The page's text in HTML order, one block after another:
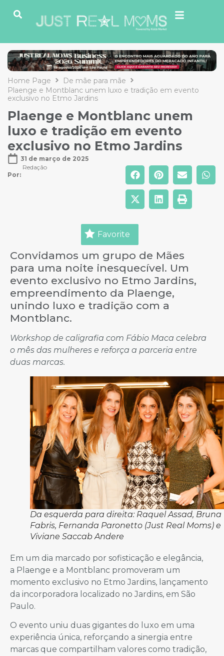
Home Page
De mãe para mãe
Plaenge e Montblanc unem luxo e tradição em evento
exclusivo no Etmo Jardins
Plaenge e Montblanc unem
luxo e tradição em evento
exclusivo no Etmo Jardins
31 de março de 2025
Por:
Redação
Favorite
Convidamos um grupo de Mães
para uma noite inesquecível. Um
evento exclusivo no Etmo Jardins,
empreendimento da Plaenge,
unindo luxo e tradição com a
Montblanc.
Workshop de caligrafia com Fábio Maca celebra
o mês das mulheres e reforça a parceria entre
duas marcas.
Da esquerda para direita: Raquel Assad, Bruna
Fabris, Fernanda Paronetto (Just Real Moms) e
Viviane Saccab Andere
Em um dia marcado por sofisticação e elegância,
a Plaenge e a Montblanc promoveram um
momento exclusivo no Etmo Jardins, lançamento
da incorporadora localizado no Jardins, em São
Paulo.
O evento uniu duas gigantes do luxo em uma
experiência única, reforçando a sinergia entre
marcas que compartilham valores como tradição,